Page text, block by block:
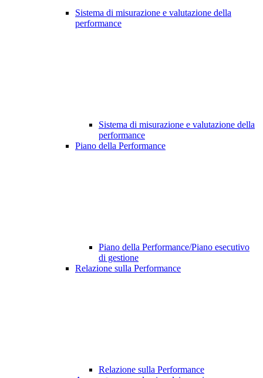
Sistema di misurazione e valutazione della
performance
Sistema di misurazione e valutazione della
performance
Piano della Performance
Piano della Performance/Piano esecutivo
di gestione
Relazione sulla Performance
Relazione sulla Performance